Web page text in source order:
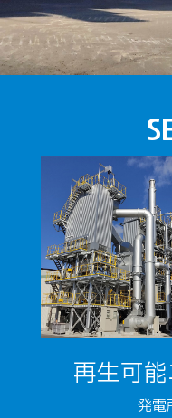
再生可
発電